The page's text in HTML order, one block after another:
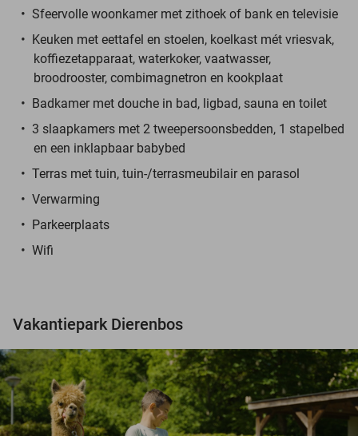
Sfeervolle woonkamer met zithoek of bank en televisie
Keuken met eettafel en stoelen, koelkast mét vriesvak,
koffiezetapparaat, waterkoker, vaatwasser,
broodrooster, combimagnetron en kookplaat
Badkamer met douche in bad, ligbad, sauna en toilet
3 slaapkamers met 2 tweepersoonsbedden, 1 stapelbed
en een inklapbaar babybed
Terras met tuin, tuin-/terrasmeubilair en parasol
Verwarming
Parkeerplaats
Wifi
Vakantiepark Dierenbos